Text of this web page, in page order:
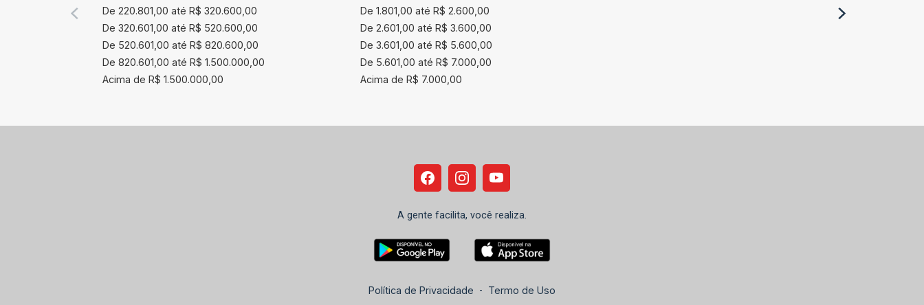
De 220.801,00 até R$ 320.600,00
De 320.601,00 até R$ 520.600,00
De 520.601,00 até R$ 820.600,00
De 820.601,00 até R$ 1.500.000,00
Acima de R$ 1.500.000,00
De 1.801,00 até R$ 2.600,00
De 2.601,00 até R$ 3.600,00
De 3.601,00 até R$ 5.600,00
De 5.601,00 até R$ 7.000,00
Acima de R$ 7.000,00
A gente facilita, você realiza.
Política de Privacidade - Termo de Uso